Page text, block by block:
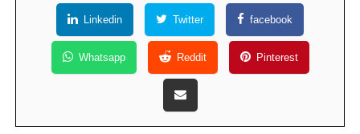
facebook
Twitter
Linkedin
Pinterest
Reddit
Whatsapp